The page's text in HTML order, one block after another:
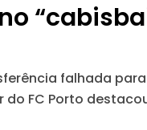
falhada
FC Porto